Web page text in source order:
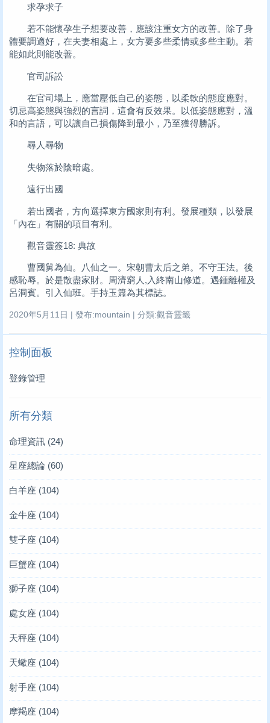
求孕求子
若不能懷孕生子想要改善，應該注重女方的改善。除了身
體要調適好，在夫妻相處上，女方要多些柔情或多些主動。若
能如此則能改善。
官司訴訟
在官司場上，應當壓低自己的姿態，以柔軟的態度應對。
切忌高姿態與強烈的言詞，這會有反效果。以低姿態應對，溫
和的言語，可以讓自己損傷降到最小，乃至獲得勝訴。
尋人尋物
失物落於陰暗處。
遠行出國
若出國者，方向選擇東方國家則有利。發展種類，以發展
「內在」有關的項目有利。
觀音靈簽18: 典故
曹國舅為仙。八仙之一。宋朝曹太后之弟。不守王法。後
感恥辱。於是散盡家財。周濟窮人,入終南山修道。遇鍾離權及
呂洞賓。引入仙班。手持玉簫為其標誌。
2020年5月11日 | 發布:mountain | 分類:觀音靈籤
控制面板
登錄管理
所有分類
命理資訊 (24)
星座總論 (60)
白羊座 (104)
金牛座 (104)
雙子座 (104)
巨蟹座 (104)
獅子座 (104)
處女座 (104)
天秤座 (104)
天蠍座 (104)
射手座 (104)
摩羯座 (104)